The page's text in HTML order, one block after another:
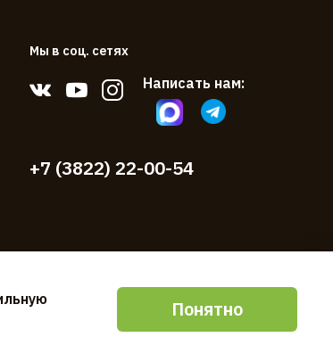
Мы в соц. сетях
Написать нам:
+7 (3822) 22-00-54
Понятно